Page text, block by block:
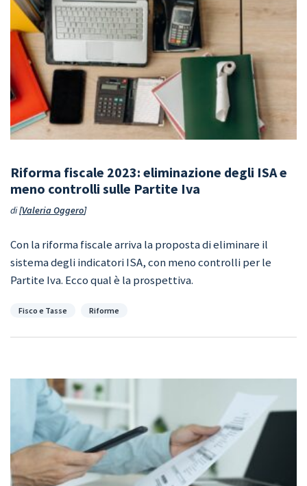
Riforma fiscale 2023: eliminazione degli ISA e
meno controlli sulle Partite Iva
di Valeria Oggero
Con la riforma fiscale arriva la proposta di eliminare il
sistema degli indicatori ISA, con meno controlli per le
Partite Iva. Ecco qual è la prospettiva.
Categorie
Fisco e Tasse Riforme